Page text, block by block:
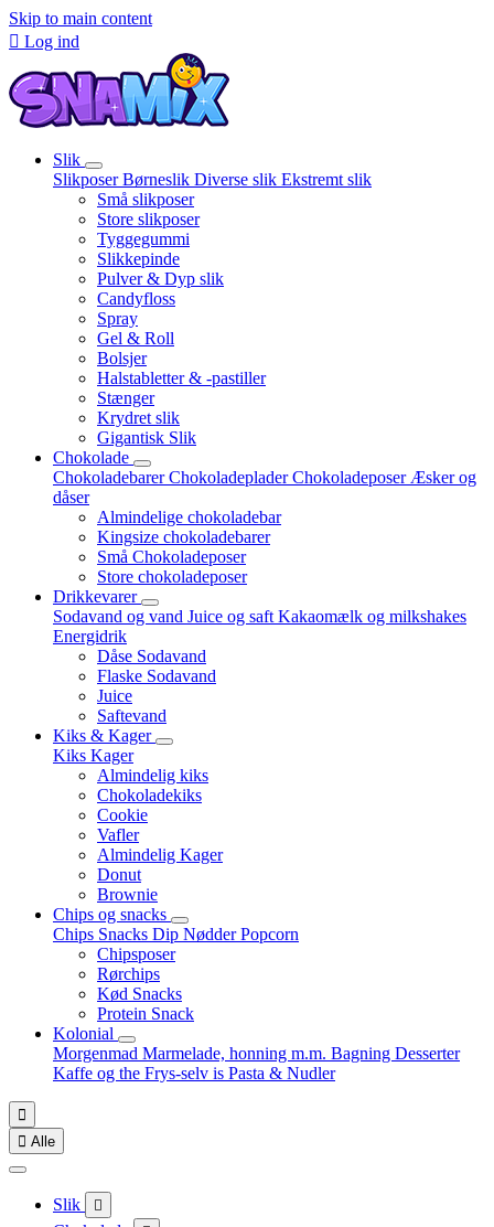
Skip to main content
 Log ind
Slik
SlikposerBørneslik Diverse slik Ekstremt slik
Små slikposer
Store slikposer
Tyggegummi
Slikkepinde
Pulver & Dyp slik
Candyfloss
Spray
Gel & Roll
Bolsjer
Halstabletter & -pastiller
Stænger
Krydret slik
Gigantisk Slik
Chokolade
ChokoladebarerChokoladepladerChokoladeposer Æsker og
dåser
Almindelige chokoladebar
Kingsize chokoladebarer
Små Chokoladeposer
Store chokoladeposer
Drikkevarer
Sodavand og vand Juice og saft Kakaomælk og milkshakes
Energidrik
Dåse Sodavand
Flaske Sodavand
Juice
Saftevand
Kiks & Kager
Kiks Kager
Almindelig kiks
Chokoladekiks
Cookie
Vafler
Almindelig Kager
Donut
Brownie
Chips og snacks
Chips Snacks Dip NødderPopcorn
Chipsposer
Rørchips
Kød Snacks
Protein Snack
Kolonial
Morgenmad Marmelade, honning m.m. Bagning Desserter
Kaffe og the Frys-selv is Pasta & Nudler

 Alle
Slik 